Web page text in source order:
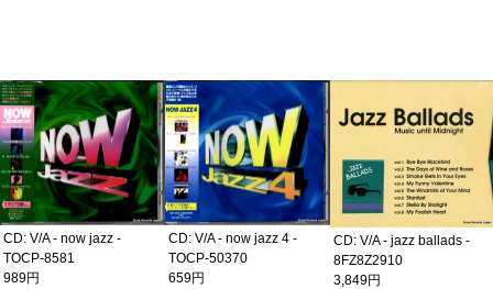
CD: V/A - now jazz -
TOCP-8581
989円
CD: V/A - now jazz 4 -
TOCP-50370
659円
CD: V/A - jazz ballads -
8FZ8Z2910
3,849円